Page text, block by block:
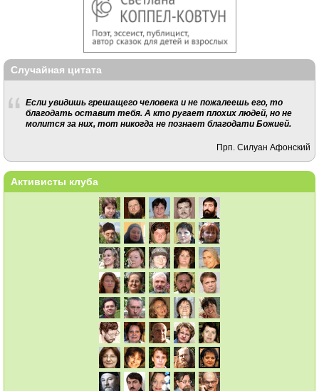
Случайная цитата
Если увидишь грешащего человека и не пожалеешь его, то
благодать оставит тебя. А кто ругает плохих людей, но не
молится за них, тот никогда не познает благодати Божией.
Прп. Силуан Афонский
Активисты клуба